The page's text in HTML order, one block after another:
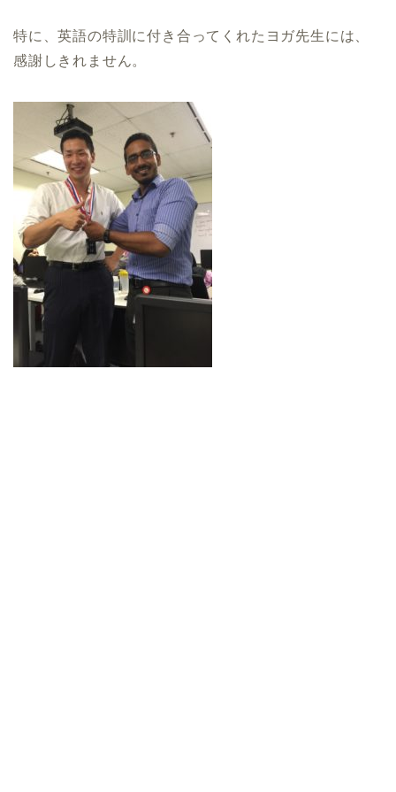
特に、英語の特訓に付き合ってくれたヨガ先生には、
感謝しきれません。